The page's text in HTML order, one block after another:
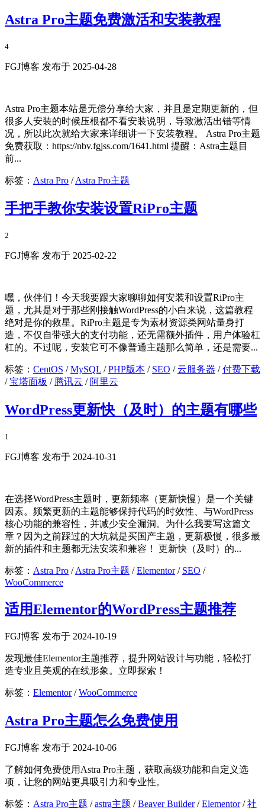
Astra Pro主题免费激活和安装教程
4
FGJ博客 发布于 2025-04-28
Astra Pro主题本站是无偿分享给大家，并且是定期更新的，但
很多人安装的时候压根都不看安装说明，导致激活出错等情
况，所以此次就给大家来详细讲一下安装教程。 Astra Pro主题
免费获取：https://nbv.fgjss.com/1641.html 提醒：Astra主题目
前...
标签： Astra Pro /Astra Pro主题
手把手教你安装设置RiPro主题
2
FGJ博客 发布于 2025-02-22
嘿，伙伴们！今天我要跟大家聊聊如何安装和设置RiPro主
题，尤其是对于那些刚接触WordPress的小白来说，这篇教程
绝对是你的救星。RiPro主题是专为素材资源类网站量身打
造，不仅自带强大的支付功能，还无需额外插件，用户体验杠
杠的。不过呢，安装它可不像普通主题那么简单，还是需要...
标签： CentOS /MySQL /PHP版本 / SEO /云服务器 /付费下载
/宝塔面板 / 腾讯云 / 阿里云
WordPress更新快（及时）的主题有哪些
1
FGJ博客 发布于 2024-10-31
在选择WordPress主题时，更新频率（更新快慢）是一个关键
因素。频繁更新的主题能够保持代码的时效性、与WordPress
核心功能的兼容性，并减少安全漏洞。为什么我要写这篇文
章？因为之前踩过的大坑就是买国产主题，更新极慢，很多最
新的插件和主题都无法安装和兼容！ 更新快（及时）的...
标签： Astra Pro /Astra Pro主题 /Elementor/ SEO /
WooCommerce
适用Elementor的WordPress主题推荐
FGJ博客 发布于 2024-10-19
发现最佳Elementor主题推荐，提升网站设计与功能，轻松打
造专业且美观的在线形象。立即探索！
标签： Elementor/WooCommerce
Astra Pro主题怎么免费使用
FGJ博客 发布于 2024-10-06
了解如何免费使用Astra Pro主题，获取高级功能和自定义选
项，让您的网站更具吸引力和专业性。
标签： Astra Pro主题 /astra主题 /Beaver Builder/Elementor/社